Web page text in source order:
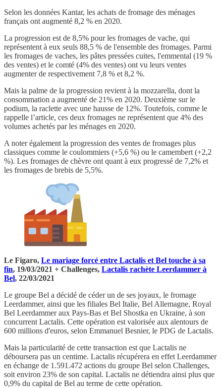
Selon les données Kantar, les achats de fromage des ménages
français ont augmenté 8,2 % en 2020.
La progression est de 8,5% pour les fromages de vache, qui
représentent à eux seuls 88,5 % de l'ensemble des fromages. Parmi
les fromages de vaches, les pâtes pressées cuites, l'emmental (19 %
des ventes) et le comté (4% des ventes) ont vu leurs ventes
augmenter de respectivement 7,8 % et 8,2 %.
Mais la palme de la progression revient à la mozzarella, dont la
consommation a augmenté de 21% en 2020. Deuxième sur le
podium, la raclette avec une hausse de 12%. Toutefois, comme le
rappelle l’article, ces deux fromages ne représentent que 4% des
volumes achetés par les ménages en 2020.
A noter également la progression des ventes de fromages plus
classiques comme le coulommiers (+5,6 %) ou le camembert (+2,2
%). Les fromages de chèvre ont quant à eux progressé de 7,2% et
les fromages de brebis de 5,5%.
Le Figaro, Le mariage forcé entre Lactalis et Bel touche à sa
fin, 19/03/2021 + Challenges, Lactalis rachète Leerdammer à
Bel, 22/03/2021
Le groupe Bel a décidé de céder un de ses joyaux, le fromage
Leerdammer, ainsi que les filiales Bel Italie, Bel Allemagne, Royal
Bel Leerdammer aux Pays-Bas et Bel Shostka en Ukraine, à son
concurrent Lactalis. Cette opération est valorisée aux alentours de
600 millions d'euros, selon Emmanuel Besnier, le PDG de Lactalis.
Mais la particularité de cette transaction est que Lactalis ne
déboursera pas un centime. Lactalis récupérera en effet Leerdammer
en échange de 1.591.472 actions du groupe Bel selon Challenges,
soit environ 23% de son capital. Lactalis ne détiendra ainsi plus que
0,9% du capital de Bel au terme de cette opération.